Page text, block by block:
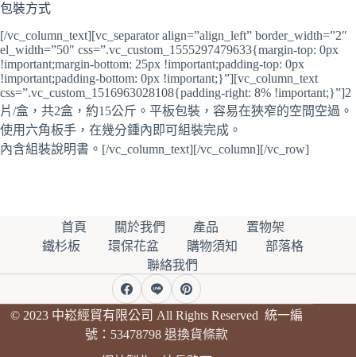
包裝方式
[/vc_column_text][vc_separator align=”align_left” border_width=”2″
el_width=”50″ css=”.vc_custom_1555297479633{margin-top: 0px
!important;margin-bottom: 25px !important;padding-top: 0px
!important;padding-bottom: 0px !important;}”][vc_column_text
css=”.vc_custom_1516963028108{padding-right: 8% !important;}”]2
片/盒，共2盒，約15公斤。平板包裝，容易在狹窄的空間空過。
使用六角板手，在幾分鍾內即可組裝完成。
內含組裝說明書。[/vc_column_text][/vc_column][/vc_row]
首頁 關於我們 產品
置物架
鐵杉板
環保花盆 購物須知
部落格
聯絡我們
© 2023 中崧經貿有限公司 All Rights Reserved 統一編
號：53478798退換貨條款